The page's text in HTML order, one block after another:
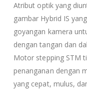
Atribut optik yang
gambar Hybrid IS
goyangan kamera
dengan tangan dan
Motor stepping STM
penanganan dengan
yang cepat, mulus,